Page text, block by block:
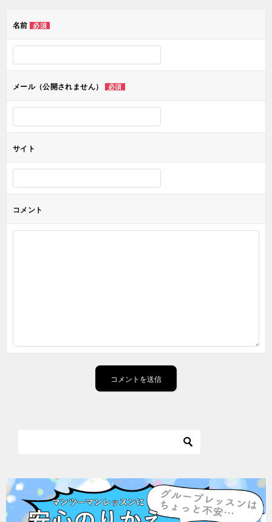
ー
ン
名前 必須
メール（公開されません） 必須
サイト
コメント